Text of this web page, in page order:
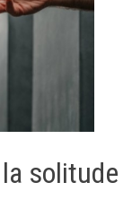
solitude